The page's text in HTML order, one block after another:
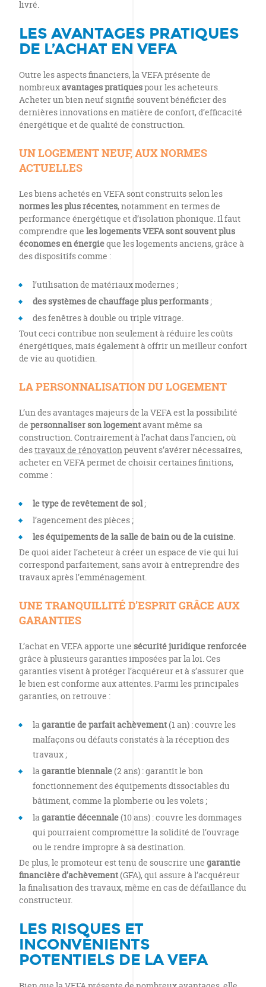
livré.
LES AVANTAGES PRATIQUES
DE L’ACHAT EN VEFA
Outre les aspects financiers, la VEFA présente de
nombreuxavantages pratiquespour les acheteurs.
Acheter un bien neuf signifie souvent bénéficier des
dernières innovations en matière de confort, d’efficacité
énergétique et de qualité de construction.
UN LOGEMENT NEUF, AUX NORMES
ACTUELLES
Les biens achetés en VEFA sont construits selon les
normes les plus récentes, notamment en termes de
performance énergétique et d’isolation phonique. Il faut
comprendre que les logements VEFA sont souvent plus
économes en énergieque les logements anciens, grâce à
des dispositifs comme :
l’utilisation de matériaux modernes ;
des systèmes de chauffage plus performants ;
des fenêtres à double ou triple vitrage.
Tout ceci contribue non seulement à réduire les coûts
énergétiques, mais également à offrir un meilleur confort
de vie au quotidien.
LA PERSONNALISATION DU LOGEMENT
L’un des avantages majeurs de la VEFA est la possibilité
de personnaliser son logementavant même sa
construction. Contrairement à l’achat dans l’ancien, où
destravaux de rénovationpeuvent s’avérer nécessaires,
acheter en VEFA permet de choisir certaines finitions,
comme :
le type de revêtement de sol;
l’agencement des pièces ;
les équipements de la salle de bain ou de la cuisine.
De quoi aider l’acheteur à créer un espace de vie qui lui
correspond parfaitement, sans avoir à entreprendre des
travaux après l’emménagement.
UNE TRANQUILLITÉ D’ESPRIT GRÂCE AUX
GARANTIES
L’achat en VEFA apporte une sécurité juridique renforcée
grâce à plusieurs garanties imposées par la loi. Ces
garanties visent à protéger l’acquéreur et à s’assurer que
le bien est conforme aux attentes. Parmi les principales
garanties, on retrouve :
lagarantie de parfait achèvement(1 an) : couvre les
malfaçons ou défauts constatés à la réception des
travaux ;
lagarantie biennale(2 ans) : garantit le bon
fonctionnement des équipements dissociables du
bâtiment, comme la plomberie ou les volets ;
lagarantie décennale(10 ans) : couvre les dommages
qui pourraient compromettre la solidité de l’ouvrage
ou le rendre impropre à sa destination.
De plus, le promoteur est tenu de souscrire une garantie
financière d’achèvement(GFA), qui assure à l’acquéreur
la finalisation des travaux, même en cas de défaillance du
constructeur.
LES RISQUES ET
INCONVÉNIENTS
POTENTIELS DE LA VEFA